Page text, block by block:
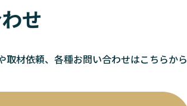
せ
取材依頼、各種お問い合わせはこちらから